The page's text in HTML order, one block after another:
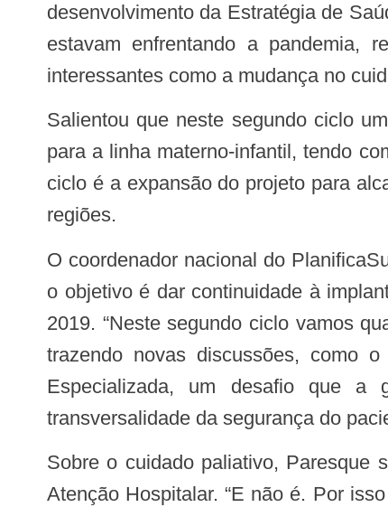
desenvolvimento da Estratégia de
estavam enfrentando a pandemia,
interessantes como a mudança no
Salientou que neste segundo ciclo uma das prioridades a ser trabalhada é a qualificação dos ambulatórios de especialidades
para a linha materno-infantil, tendo
ciclo é a expansão do projeto para
regiões.
O coordenador nacional do PlanificaSus pelo Hospital Albert Einstein, Marcio Paresque, informou que para esta fase do projeto
o objetivo é dar continuidade à
2019. “Neste segundo ciclo vamos
trazendo novas discussões, como
Especializada, um desafio que a
transversalidade da segurança do
Sobre o cuidado paliativo, Paresque salientou que há leitura no campo da saúde de que esta é uma atribuição específica da
Atenção Hospitalar. “E não é. Por